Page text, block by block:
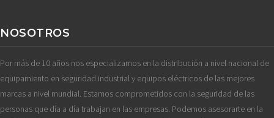
NOSOTROS
Por más de 10 años nos especializamos en la distribución a nivel nacional de
equipamiento en seguridad industrial y equipos eléctricos de las mejores
marcas a nivel mundial. Estamos comprometidos con la seguridad de las
personas que día a día trabajan en las empresas. Podemos asesorarte en la